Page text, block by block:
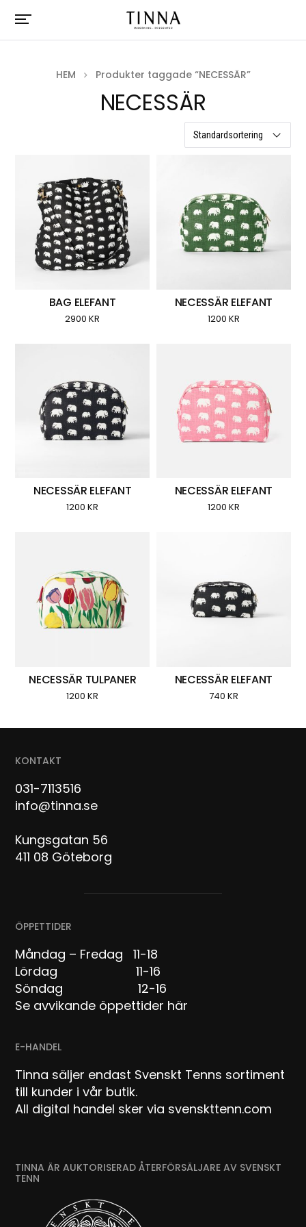
HEM Produkter taggade “NECESSÄR”
NECESSÄR
BAG ELEFANT
2900KR
NECESSÄR ELEFANT
1200 KR
NECESSÄR ELEFANT
1200KR
NECESSÄR ELEFANT
1200 KR
NECESSÄR TULPANER
1200KR
NECESSÄR ELEFANT
740 KR
KONTAKT
031-7113516
info@tinna.se
Kungsgatan 56
411 08 Göteborg
ÖPPETTIDER
Måndag – Fredag 11-18
Lördag 11-16
Söndag 12-16
Se avvikande öppettider här
E-HANDEL
Tinna säljer endast Svenskt Tenns sortiment
till kunder i vår butik.
All digital handel sker via svenskttenn.com
TINNA ÄR AUKTORISERAD ÅTERFÖRSÄLJARE AV SVENSKT
TENN